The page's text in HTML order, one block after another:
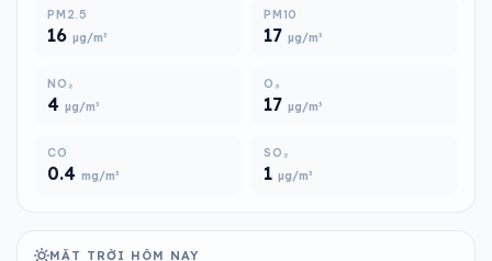
PM2.5
16 µg/m³
PM10
17 µg/m³
NO₂
4 µg/m³
O₃
17 µg/m³
CO
0.4 mg/m³
SO₂
1 µg/m³
MẶT TRỜI HÔM NAY